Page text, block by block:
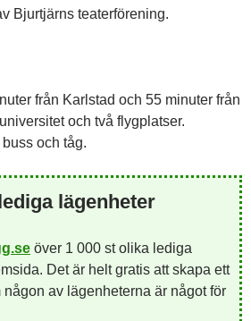
Bjurtjärns teaterförening.
från Karlstad och 55 minuter från
och två flygplatser.
och tåg.
lägenheter
över 1 000 st olika lediga
Det är helt gratis att skapa ett
någon av lägenheterna är något för